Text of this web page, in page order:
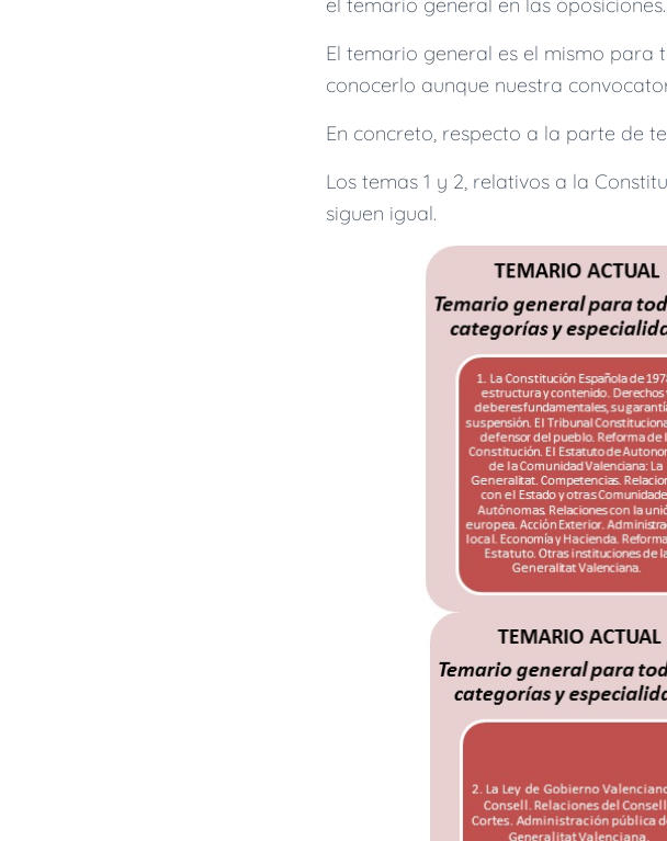
El temario general es el mismo para
conocerlo aunque nuestra
En concreto, respecto a la parte de
Los temas 1 y 2, relativos a la
siguen igual.